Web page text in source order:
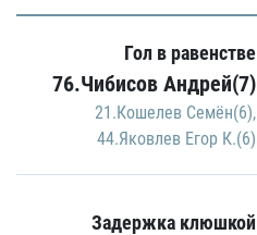
Гол в равенстве
76.Чибисов Андрей(7)
21.Кошелев Семён(6),
44.Яковлев Егор К.(6)
Задержка клюшкой